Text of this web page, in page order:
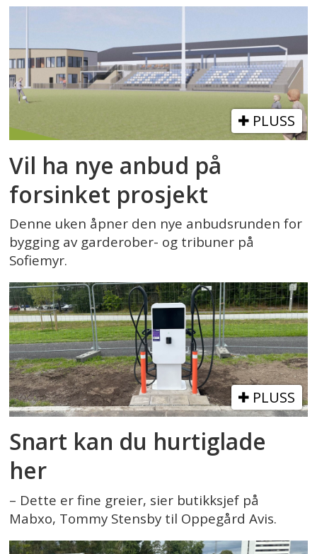
PLUSS
Vil ha nye anbud på
forsinket prosjekt
Denne uken åpner den nye anbudsrunden for
bygging av garderober- og tribuner på
Sofiemyr.
PLUSS
Snart kan du hurtiglade
her
– Dette er fine greier, sier butikksjef på
Mabxo, Tommy Stensby til Oppegård Avis.